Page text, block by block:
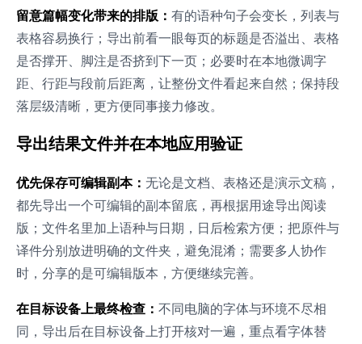
留意篇幅变化带来的排版： 有的语种句子会变长，列表与
表格容易换行；导出前看一眼每页的标题是否溢出、表格
是否撑开、脚注是否挤到下一页；必要时在本地微调字
距、行距与段前后距离，让整份文件看起来自然；保持段
落层级清晰，更方便同事接力修改。
导出结果文件并在本地应用验证
优先保存可编辑副本： 无论是文档、表格还是演示文稿，
都先导出一个可编辑的副本留底，再根据用途导出阅读
版；文件名里加上语种与日期，日后检索方便；把原件与
译件分别放进明确的文件夹，避免混淆；需要多人协作
时，分享的是可编辑版本，方便继续完善。
在目标设备上最终检查： 不同电脑的字体与环境不尽相
同，导出后在目标设备上打开核对一遍，重点看字体替